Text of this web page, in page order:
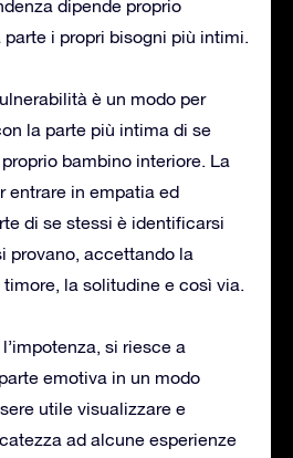
dipende proprio
parte i propri bisogni più intimi.
è un modo per
la parte più intima di se
bambino interiore. La
entrare in empatia ed
di se stessi è identificarsi
provano, accettando la
la solitudine e così via.
si riesce a
emotiva in un modo
utile visualizzare e
ad alcune esperienze